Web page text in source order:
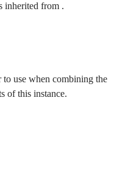
inherited from .
to use when combining the
of this instance.